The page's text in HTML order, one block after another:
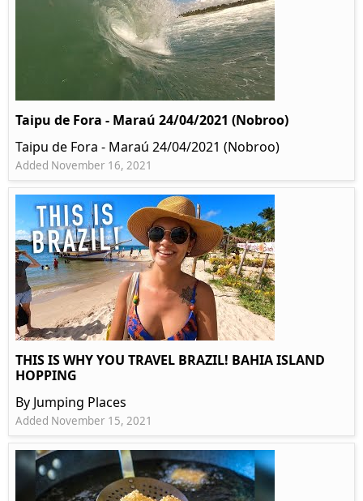
Taipu de Fora - Maraú 24/04/2021 (Nobroo)
Taipu de Fora - Maraú 24/04/2021 (Nobroo)
Added November 16, 2021
THIS IS WHY YOU TRAVEL BRAZIL! BAHIA ISLAND
HOPPING
By Jumping Places
Added November 15, 2021